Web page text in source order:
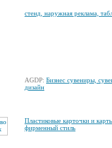
стенд, наружная реклама,
AGDP: Бизнес сувениры,
дизайн
Пластиковые карточки и
фирменный стиль